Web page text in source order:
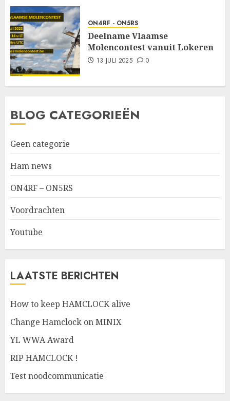
ON4RF - ON5RS
Deelname Vlaamse
Molencontest vanuit Lokeren
13 JULI 2025 0
BLOG CATEGORIEËN
Geen categorie
Ham news
ON4RF – ON5RS
Voordrachten
Youtube
LAATSTE BERICHTEN
How to keep HAMCLOCK alive
Change Hamclock on MINIX
YL WWA Award
RIP HAMCLOCK !
Test noodcommunicatie